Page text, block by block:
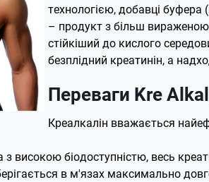
технологією, добавці буфера
– продукт з більш
стійкіший до кислого
безплідний креатинін, а
Переваги Kre
Креалкалін вважається
високою біодоступністю, весь
в м'язах максимально